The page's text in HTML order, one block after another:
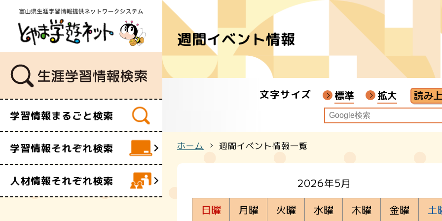
学習情報まるごと検索
学習情報それぞれ検索
学習講座
人材情報それぞれ検索
講師・指導者
ボランティア
週間イベント情報
文字サイズ 標準 拡大
ホーム 週間イベント情報一覧
2026年5月
日曜
月曜 火曜 水曜 木曜 金曜 土